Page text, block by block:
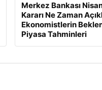
Merkez Bankası
Kararı Ne Zaman
Ekonomistlerin
Piyasa Tahminleri